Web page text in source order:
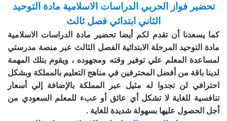
تحضير فواز الحربي الدراسات الاسلامية مادة التوحيد
الثاني ابتدائي فصل ثالث
كما يسعدنا أن تقدم لكم أيضا تحضير مادة الدراسات الاسلامية
مادة التوحيد المرحلة الابتدائية الفصل الثالث عبر منصة مدرستي
لمساعدة المعلم علي توفير وقته ومجهوده ، ويقوم بتلك المهمة
لدينا باقة من أفضل المحترفين في مناهج التعليم بالمملكة وبشكل
احترافي لن تجدوا له مثيل عبر المملكة بالإضافة إلي أسعار
تنافسية للغاية لا تشكل أي عائق أو عبء للمعلم السعودي من
أجل الحصول عليها بسهولة شديدة للغاية .